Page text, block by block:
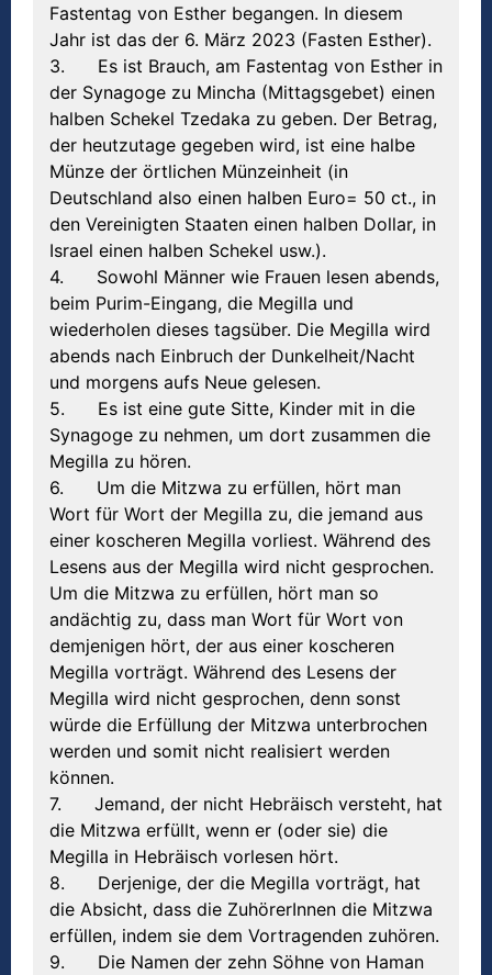
Fastentag von Esther begangen. In diesem
Jahr ist das der 6. März 2023 (Fasten Esther).
3. Es ist Brauch, am Fastentag von Esther in
der Synagoge zu Mincha (Mittagsgebet) einen
halben Schekel Tzedaka zu geben. Der Betrag,
der heutzutage gegeben wird, ist eine halbe
Münze der örtlichen Münzeinheit (in
Deutschland also einen halben Euro= 50 ct., in
den Vereinigten Staaten einen halben Dollar, in
Israel einen halben Schekel usw.).
4. Sowohl Männer wie Frauen lesen abends,
beim Purim-Eingang, die Megilla und
wiederholen dieses tagsüber. Die Megilla wird
abends nach Einbruch der Dunkelheit/Nacht
und morgens aufs Neue gelesen.
5. Es ist eine gute Sitte, Kinder mit in die
Synagoge zu nehmen, um dort zusammen die
Megilla zu hören.
6. Um die Mitzwa zu erfüllen, hört man
Wort für Wort der Megilla zu, die jemand aus
einer koscheren Megilla vorliest. Während des
Lesens aus der Megilla wird nicht gesprochen.
Um die Mitzwa zu erfüllen, hört man so
andächtig zu, dass man Wort für Wort von
demjenigen hört, der aus einer koscheren
Megilla vorträgt. Während des Lesens der
Megilla wird nicht gesprochen, denn sonst
würde die Erfüllung der Mitzwa unterbrochen
werden und somit nicht realisiert werden
können.
7. Jemand, der nicht Hebräisch versteht, hat
die Mitzwa erfüllt, wenn er (oder sie) die
Megilla in Hebräisch vorlesen hört.
8. Derjenige, der die Megilla vorträgt, hat
die Absicht, dass die ZuhörerInnen die Mitzwa
erfüllen, indem sie dem Vortragenden zuhören.
9. Die Namen der zehn Söhne von Haman